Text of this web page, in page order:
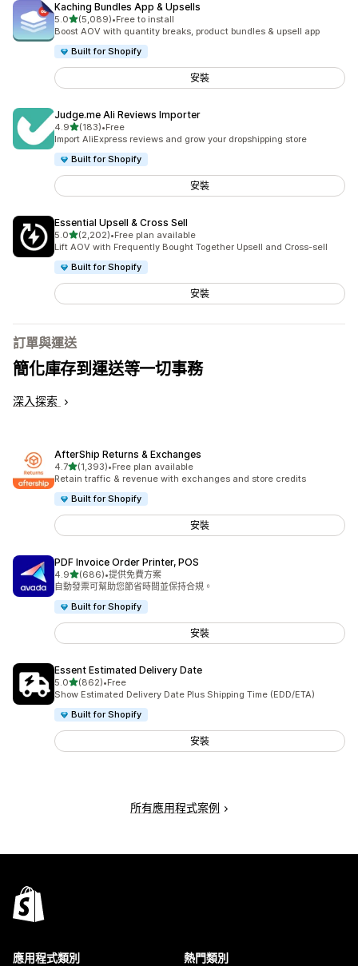
Kaching Bundles App & Upsells
5.0滿分 5 顆星
(5,089)
共有 5089 則評價
•Free to install
Boost AOV with quantity breaks, product bundles & upsell app
Built for Shopify
安裝
Judge.me Ali Reviews Importer
4.9滿分 5 顆星
(183)
共有 183 則評價
•Free
Import AliExpress reviews and grow your dropshipping store
Built for Shopify
安裝
Essential Upsell & Cross Sell
5.0滿分 5 顆星
(2,202)
共有 2202 則評價
•Free plan available
Lift AOV with Frequently Bought Together Upsell and Cross-sell
Built for Shopify
安裝
訂單與運送
簡化庫存到運送等一切事務
深入探索
AfterShip Returns & Exchanges
4.7滿分 5 顆星
(1,393)
共有 1393 則評價
•Free plan available
Retain traffic & revenue with exchanges and store credits
Built for Shopify
安裝
PDF Invoice Order Printer, POS
4.9滿分 5 顆星
(686)
共有 686 則評價
•提供免費方案
自動發票可幫助您節省時間並保持合規。
Built for Shopify
安裝
Essent Estimated Delivery Date
5.0滿分 5 顆星
(862)
共有 862 則評價
•Free
Show Estimated Delivery Date Plus Shipping Time (EDD/ETA)
Built for Shopify
安裝
所有應用程式案例
應用程式類別 熱門類別